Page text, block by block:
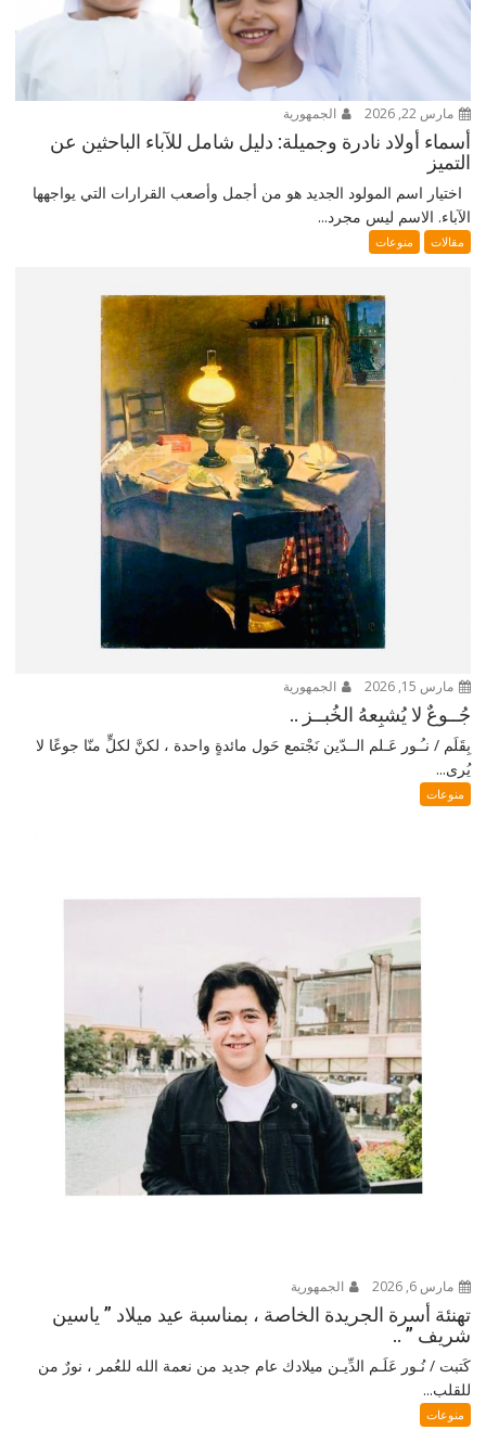
مارس 22, 2026 الجمهورية
أسماء أولاد نادرة وجميلة: دليل شامل للآباء الباحثين عن
التميز
اختيار اسم المولود الجديد هو من أجمل وأصعب القرارات التي يواجهها
الآباء. الاسم ليس مجرد...
مقالات منوعات
مارس 15, 2026 الجمهورية
جُــوعٌ لا يُشبِعهُ الخُبــز ..
بِقَلَم / نـُـور عَـلم الــدّين نَجْتمع حَول مائدةٍ واحدة ، لكنَّ لكلٍّ منّا جوعًا لا
يُرى...
منوعات
مارس 6, 2026 الجمهورية
تهنئة أسرة الجريدة الخاصة ، بمناسبة عيد ميلاد ” ياسين
شريف ” ..
كَتبت / نُـور عَلَـم الدِّيـن ميلادك عام جديد من نعمة الله للعُمر ، نورٌ من
للقلب...
منوعات